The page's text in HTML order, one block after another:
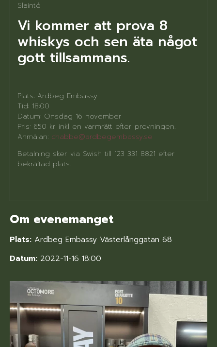
Slainté
Vi kommer att prova 8
whiskys och sen äta något
gott tillsammans.
Plats: Ardbeg Embassy
Tid: 18:00
Datum: Onsdag 16 november
Pris: 650 kr inkl en varmrätt efter provningen.
Anmälan: chabbe@ardbegembassy.se
Betalning sker via Swish till 123 331 8821 efter
bekräftad plats.
Om evenemanget
Plats: Ardbeg Embassy Västerlånggatan 68
Datum: 2022-11-16 18:00